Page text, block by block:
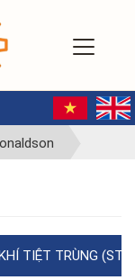
TIỆT TRÙNG